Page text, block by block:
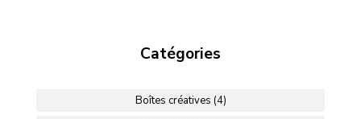
Catégories
Boîtes créatives (4)